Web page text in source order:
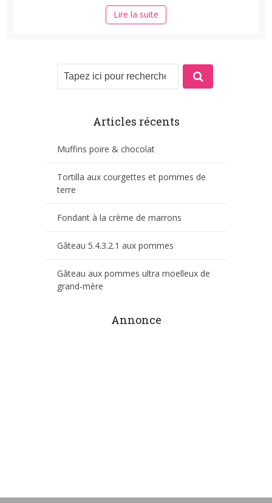
Lire la suite
Articles récents
Muffins poire & chocolat
Tortilla aux courgettes et pommes de
terre
Fondant à la crème de marrons
Gâteau 5.4.3.2.1 aux pommes
Gâteau aux pommes ultra moelleux de
grand-mère
Annonce